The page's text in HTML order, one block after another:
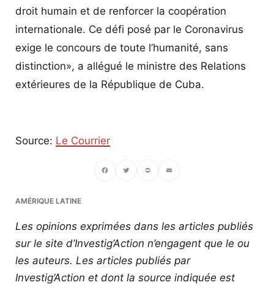
droit humain et de renforcer la coopération
internationale. Ce défi posé par le Coronavirus
exige le concours de toute l’humanité, sans
distinction», a allégué le ministre des Relations
extérieures de la République de Cuba.
Source: Le Courrier
AMÉRIQUE LATINE
Les opinions exprimées dans les articles publiés
sur le site d’Investig’Action n’engagent que le ou
les auteurs. Les articles publiés par
Investig’Action et dont la source indiquée est